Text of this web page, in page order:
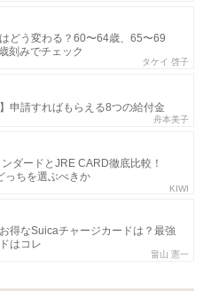
どう変わる？60〜64歳、65〜69
刻みでチェック
タケイ 啓子
申請すればもらえる8つの給付金
舟本美子
ダードとJRE CARD徹底比較！
っちを選ぶべきか
KIWI
得なSuicaチャージカードは？最強
はコレ
畠山 憲一